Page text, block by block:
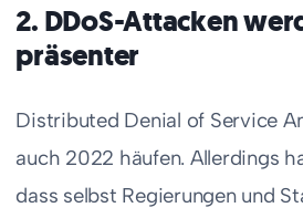
2. DDoS-Attacken
präsenter
Distributed Denial of Service
auch 2022 häufen. Allerdings
dass selbst Regierungen und